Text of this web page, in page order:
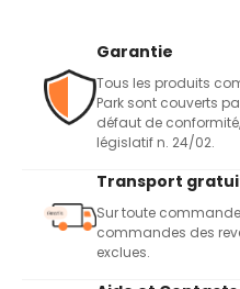
Garantie
Tous les produits
Park sont couverts
défaut de
législatif n. 24/02.
Transport
Sur toute
commandes des
exclues.